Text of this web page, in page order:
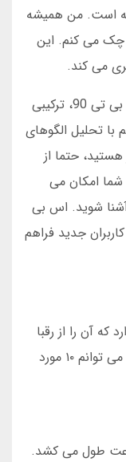
است. من همیشه
چک می کنم. این
می کند.
در آخر، باید بگویم که بازی انفجار در اس بی تی 90، ترکیبی
تحلیل الگوهای
هستید، حتما از
امکان می
شوید. اس بی
کاربران جدید فراهم
که آن را از رقبا
متمایز می کند. بر اساس تجربه شخصی، می توانم ۱۰ مورد
اس بی تی 90 حداکثر ۲۴ ساعت طول می کشد.